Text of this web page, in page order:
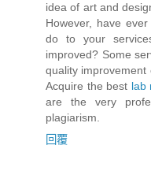
idea of art and
However, have
do to your
improved? Some
quality improvement
Acquire the best lab
are the very
plagiarism.
回覆